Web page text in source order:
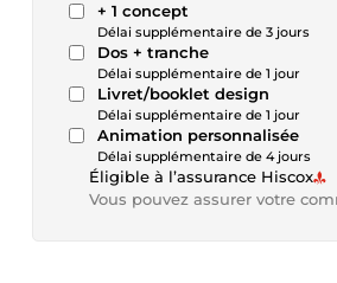
+ 1 concept
Délai supplémentaire de 3 jours
Dos + tranche
Délai supplémentaire de 1 jour
Livret/booklet design
Délai supplémentaire de 1 jour
Animation personnalisée
Délai supplémentaire de 4 jours
Éligible à l’assurance Hiscox
Vous pouvez assurer votre